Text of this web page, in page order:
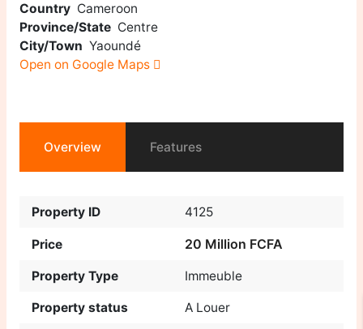
Country Cameroon
Province/State Centre
City/Town Yaoundé
Open on Google Maps
Overview Features
Property ID 4125
Price 20 Million FCFA
Property Type Immeuble
Property status A Louer